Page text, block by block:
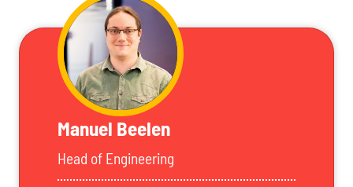
Manuel Beelen
Head of Engineering